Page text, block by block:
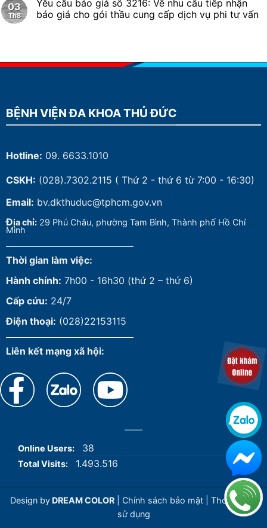
03
Th8
Yêu cầu báo giá số 3216: Về nhu cầu tiếp nhận
báo giá cho gói thầu cung cấp dịch vụ phi tư vấn
BỆNH VIỆN ĐA KHOA THỦ ĐỨC
Hotline: 09. 6633.1010
CSKH: (028).7302.2115 ( Thứ 2 - thứ 6 từ 7:00 - 16:30)
Email: bv.dkthuduc@tphcm.gov.vn
Địa chỉ: 29 Phú Châu, phường Tam Bình, Thành phố Hồ Chí
Minh
Thời gian làm việc:
Hành chính: 7h00 - 16h30 (thứ 2 – thứ 6)
Cấp cứu: 24/7
Điện thoại: (028)22153115
Liên kết mạng xã hội:
Online Users: 38
Total Visits: 1.493.516
Design by DREAM COLOR Chính sách bảo mật
Thoả thuận
sử dụng